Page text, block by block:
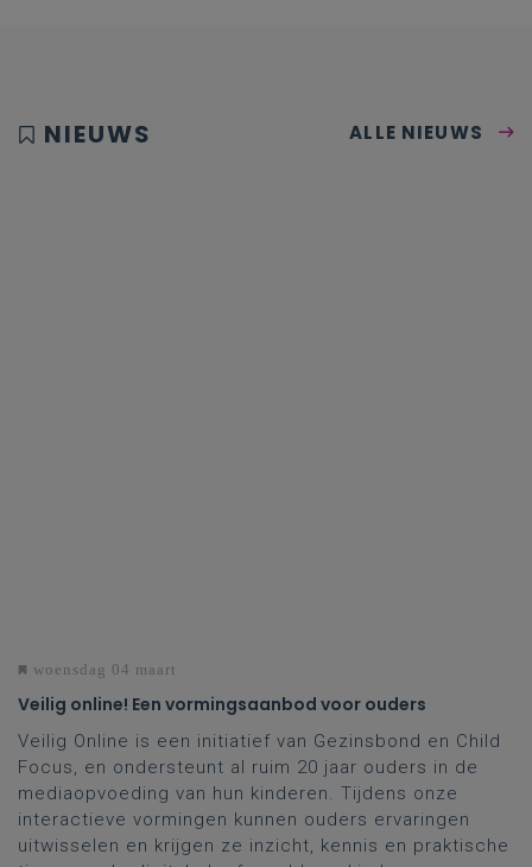
NIEUWS ALLE NIEUWS
woensdag 04 maart
Veilig online! Een vormingsaanbod voor ouders
Veilig Online is een initiatief van Gezinsbond en Child
Focus, en ondersteunt al ruim 20 jaar ouders in de
mediaopvoeding van hun kinderen. Tijdens onze
interactieve vormingen kunnen ouders ervaringen
uitwisselen en krijgen ze inzicht, kennis en praktische